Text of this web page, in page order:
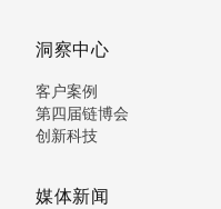
洞察中心
客户案例
第四届链博会
创新科技
媒体新闻